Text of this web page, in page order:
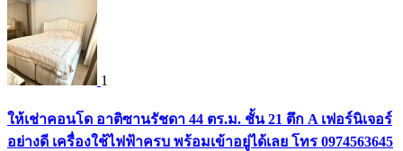
1
ให้เช่าคอนโด อาติซานรัชดา 44 ตร.ม. ชั้น 21 ตึก A เฟอร์นิเจอร์
อย่างดี เครื่องใช้ไฟฟ้าครบ พร้อมเข้าอยู่ได้เลย โทร 0974563645